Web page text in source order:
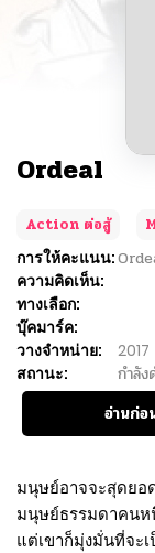
Ordeal
Action ต่อสู้
การให้คะแนน:
ความคิดเห็น:
ทางเลือก:
บุ๊คมาร์ค:
วางจำหน่าย:
2017
สถานะ:
กำลัง
อ่านก่อ
มนุษย์อาจจะสุดยอ
มนุษย์ธรรมดาคนห
แต่เขาก็มุ่งมั่นที่จะ